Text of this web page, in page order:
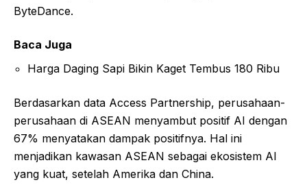
ByteDance.
Baca Juga
Harga Daging Sapi Bikin Kaget Tembus 180 Ribu
Berdasarkan data Access Partnership, perusahaan-
perusahaan di ASEAN menyambut positif AI dengan
67% menyatakan dampak positifnya. Hal ini
menjadikan kawasan ASEAN sebagai ekosistem AI
yang kuat, setelah Amerika dan China.